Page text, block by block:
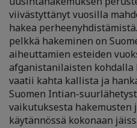
viivästyttänyt vuosilla
hakea
pelkkä hakeminen on
aiheuttamien esteiden
afganistanilaisten kohdalla
vaatii kahta kallista ja
Suomen Intian-
vaikutuksesta
käytännössä kokonaan